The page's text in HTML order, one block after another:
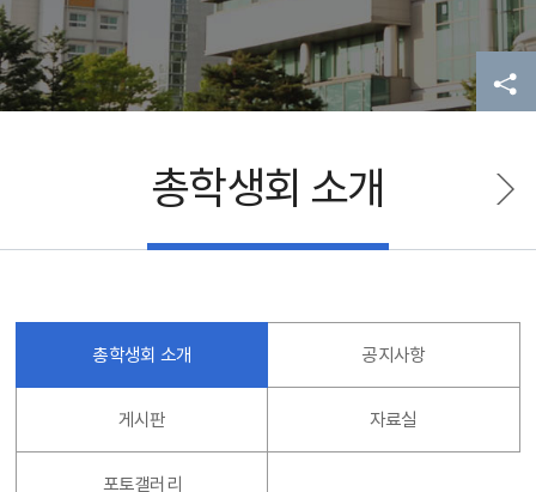
총학생회 소개
총학생회 소개 공지사항
게시판 자료실
포토갤러리